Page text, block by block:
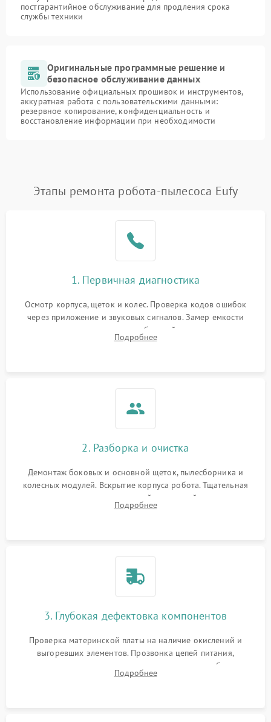
постгарантийное обслуживание для продления срока
службы техники
Оригинальные программные решение и
безопасное обслуживание данных
Использование официальных прошивок и инструментов,
аккуратная работа с пользовательскими данными:
резервное копирование, конфиденциальность и
восстановление информации при необходимости
Этапы ремонта робота-пылесоса Eufy
1. Первичная диагностика
Осмотр корпуса, щеток и колес. Проверка кодов ошибок
через приложение и звуковых сигналов. Замер емкости
аккумулятора и тестирование базовой станции зарядки.
Оценка работы лидара, бампера и датчиков падения для
Подробнее
2. Разборка и очистка
Демонтаж боковых и основной щеток, пылесборника и
колесных модулей. Вскрытие корпуса робота. Тщательная
очистка внутренних полостей, шестерней и плат от
скопившейся пыли, волос и шерсти животных с
Подробнее
3. Глубокая дефектовка компонентов
Проверка материнской платы на наличие окислений и
выгоревших элементов. Прозвонка цепей питания,
тестирование приводных моторов колес и турбины
всасывания. Оценка состояния оптических и инфракрасных
Подробнее